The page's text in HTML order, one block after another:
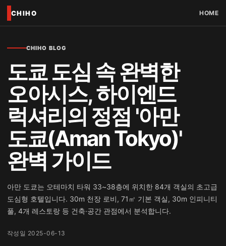
CHIHO HOME
CHIHO BLOG
도쿄 도심 속 완벽한
오아시스, 하이엔드
럭셔리의 정점 '아만
도쿄(Aman Tokyo)'
완벽 가이드
아만 도쿄는 오테마치 타워 33~38층에 위치한 84개 객실의 초고급
도심형 호텔입니다. 30m 천장 로비, 71㎡ 기본 객실, 30m 인피니티
풀, 4개 레스토랑 등 건축·공간 관점에서 분석합니다.
작성일 2025-06-13